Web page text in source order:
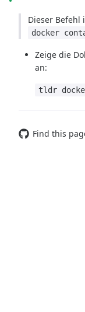
Dieser Befehl
docker
Zeige die Dokumentation für den originalen Befehl
an:
tldr
Find this